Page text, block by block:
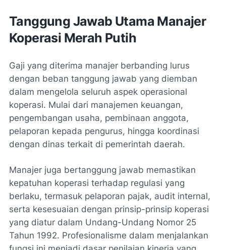
Tanggung Jawab Utama Manajer
Koperasi Merah Putih
Gaji yang diterima manajer berbanding lurus
dengan beban tanggung jawab yang diemban
dalam mengelola seluruh aspek operasional
koperasi. Mulai dari manajemen keuangan,
pengembangan usaha, pembinaan anggota,
pelaporan kepada pengurus, hingga koordinasi
dengan dinas terkait di pemerintah daerah.
Manajer juga bertanggung jawab memastikan
kepatuhan koperasi terhadap regulasi yang
berlaku, termasuk pelaporan pajak, audit internal,
serta kesesuaian dengan prinsip-prinsip koperasi
yang diatur dalam Undang-Undang Nomor 25
Tahun 1992. Profesionalisme dalam menjalankan